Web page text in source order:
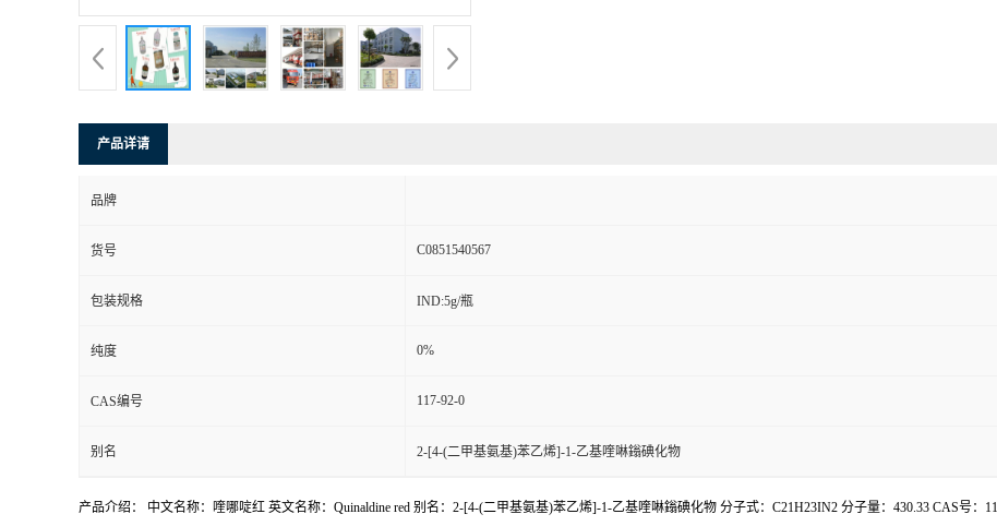
产品详请
品牌
货号 C0851540567
包装规格 IND:5g/瓶
纯度 0%
CAS编号 117-92-0
别名 2-[4-(二甲基氨基)苯乙烯]-1-乙基喹啉鎓碘化物
产品介绍： 中文名称：喹哪啶红 英文名称：Quinaldine red 别名：2-[4-(二甲基氨基)苯乙烯]-1-乙基喹啉鎓碘化物 分子式：C21H23IN2 分子量：430.33 CAS号